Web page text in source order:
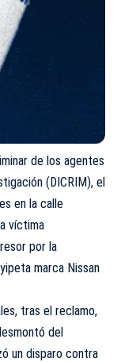
de los agentes
(DICRIM), el
en la calle
víctima
por la
marca Nissan
tras el reclamo,
del
un disparo contra